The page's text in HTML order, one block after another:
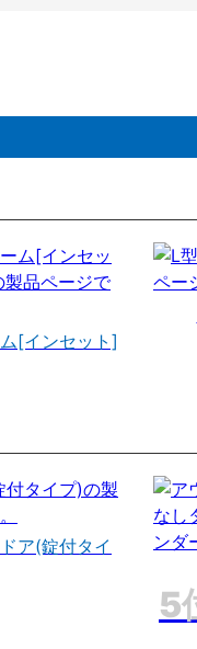
[インセット]
ア(錠付タイ